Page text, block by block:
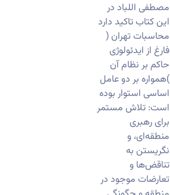
مصطفی اللباد در
این کتاب تاکید دارد
محاسبات تهران (
فارغ از ایدئولوژی
حاکم بر نظام آن
)همواره بر دو عامل
اساسی استوار بوده
است: تلاش مستمر
برای رهبری
منطقه‌ای، و
نگریستن به
تناقض‌ها و
تعارضات موجود در